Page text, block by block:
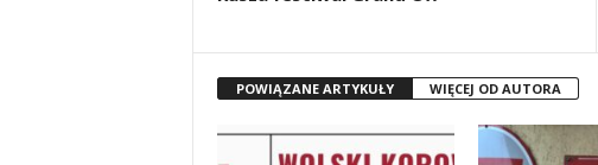
POWIĄZANE ARTYKUŁY WIĘCEJ OD AUTORA